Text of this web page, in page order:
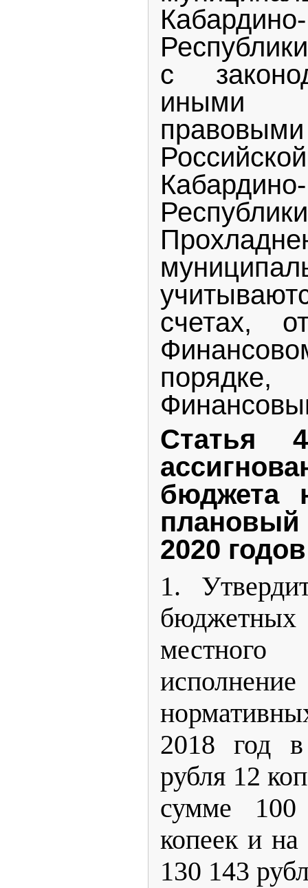
с
иными
счетах,
порядке,
Статья
бюджета
2020 годов
1.
2018 год
рубля 12
сумме
копеек и
130 143